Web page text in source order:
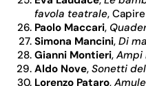
favola teatrale,
Paolo Maccari,
Simona Mancini, Di
Gianni Montieri, Ampi
Aldo Nove, Sonetti
Lorenzo Pataro,